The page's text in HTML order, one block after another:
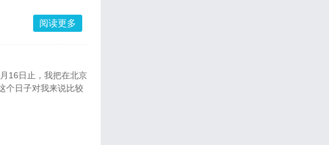
阅读更多
16日止，我把在北京
日子对我来说比较